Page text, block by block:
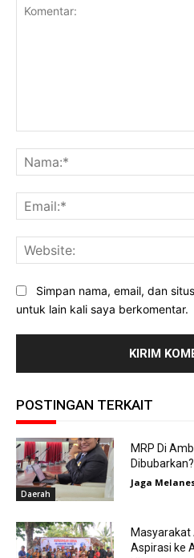
Simpan nama, email, dan
untuk lain kali saya berkomentar.
POSTINGAN TERKAIT
Daerah
MRP Di
Dibubarkan?
Jaga
Masyarakat
Aspirasi ke